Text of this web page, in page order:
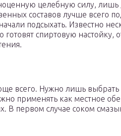
целебную силу, лишь
составов лучше всего
подсыхать. Известно
спиртовую настойку,
всего. Нужно лишь выбрать
применять как местное
В первом случае соком